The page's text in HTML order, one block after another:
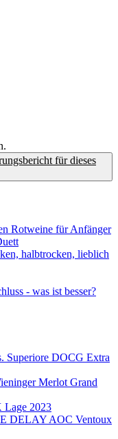
für dieses
Rotweine für Anfänger
halbtrocken, lieblich
- was ist besser?
Superiore DOCG Extra
Merlot Grand
Lage 2023
DELAY AOC Ventoux